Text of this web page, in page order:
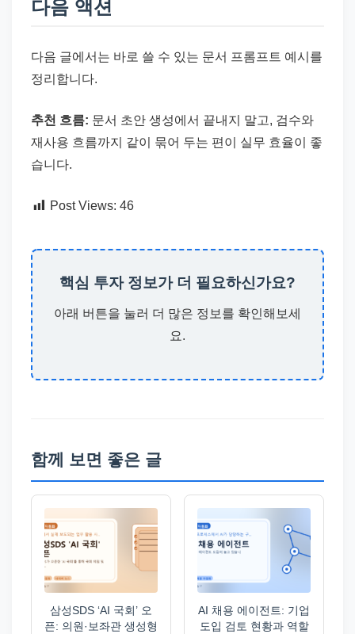
다음 액션
다음 글에서는 바로 쓸 수 있는 문서 프롬프트 예시를
정리합니다.
추천 흐름: 문서 초안 생성에서 끝내지 말고, 검수와
재사용 흐름까지 같이 묶어 두는 편이 실무 효율이 좋
습니다.
Post Views: 46
핵심 투자 정보가 더 필요하신가요?
아래 버튼을 눌러 더 많은 정보를 확인해보세
요.
함께 보면 좋은 글
삼성SDS ‘AI 국회’ 오
픈: 의원·보좌관 생성형
AI 채용 에이전트: 기업
도입 검토 현황과 역할